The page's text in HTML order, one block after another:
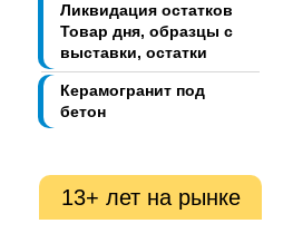
Ликвидация остатков
Товар дня, образцы с
выставки, остатки
Керамогранит под
бетон
13+ лет на рынке